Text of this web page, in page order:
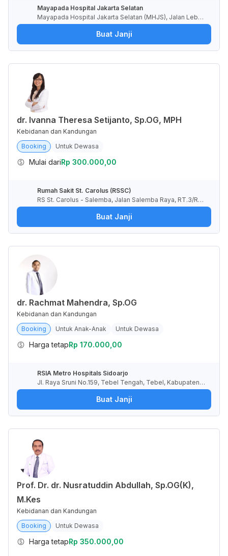
Mayapada Hospital Jakarta Selatan
Mayapada Hospital Jakarta Selatan (MHJS), Jalan Lebak
Bulus I, RT.6/RW.4, Lebak Bulus, Kota Jakarta Selatan, Da
erah Khusus Ibukota Jakarta, Indonesia
Buat Janji
dr. Ivanna Theresa Setijanto, Sp.OG, MPH
Kebidanan dan Kandungan
Booking
Untuk Dewasa
Mulai dariRp 300.000,00
Rumah Sakit St. Carolus (RSSC)
RS St. Carolus - Salemba, Jalan Salemba Raya, RT.3/RW.
5, Paseban, Kota Jakarta Pusat, Daerah Khusus Ibukota J
Buat Janji
dr. Rachmat Mahendra, Sp.OG
Kebidanan dan Kandungan
Booking
Untuk Anak-Anak Untuk Dewasa
Harga tetapRp 170.000,00
RSIA Metro Hospitals Sidoarjo
Jl. Raya Sruni No.159, Tebel Tengah, Tebel, Kabupaten S
idoarjo, Jawa Timur, Indonesia
Buat Janji
Prof. Dr. dr. Nusratuddin Abdullah, Sp.OG(K),
M.Kes
Kebidanan dan Kandungan
Booking
Untuk Dewasa
Harga tetapRp 350.000,00